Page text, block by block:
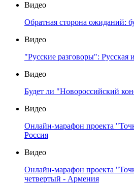
Видео
Обратная сторона ожиданий:
Видео
"Русские разговоры": Русская
Видео
Будет ли "Новороссийский
Видео
Онлайн-марафон проекта
Россия
Видео
Онлайн-марафон проекта
четвертый - Армения